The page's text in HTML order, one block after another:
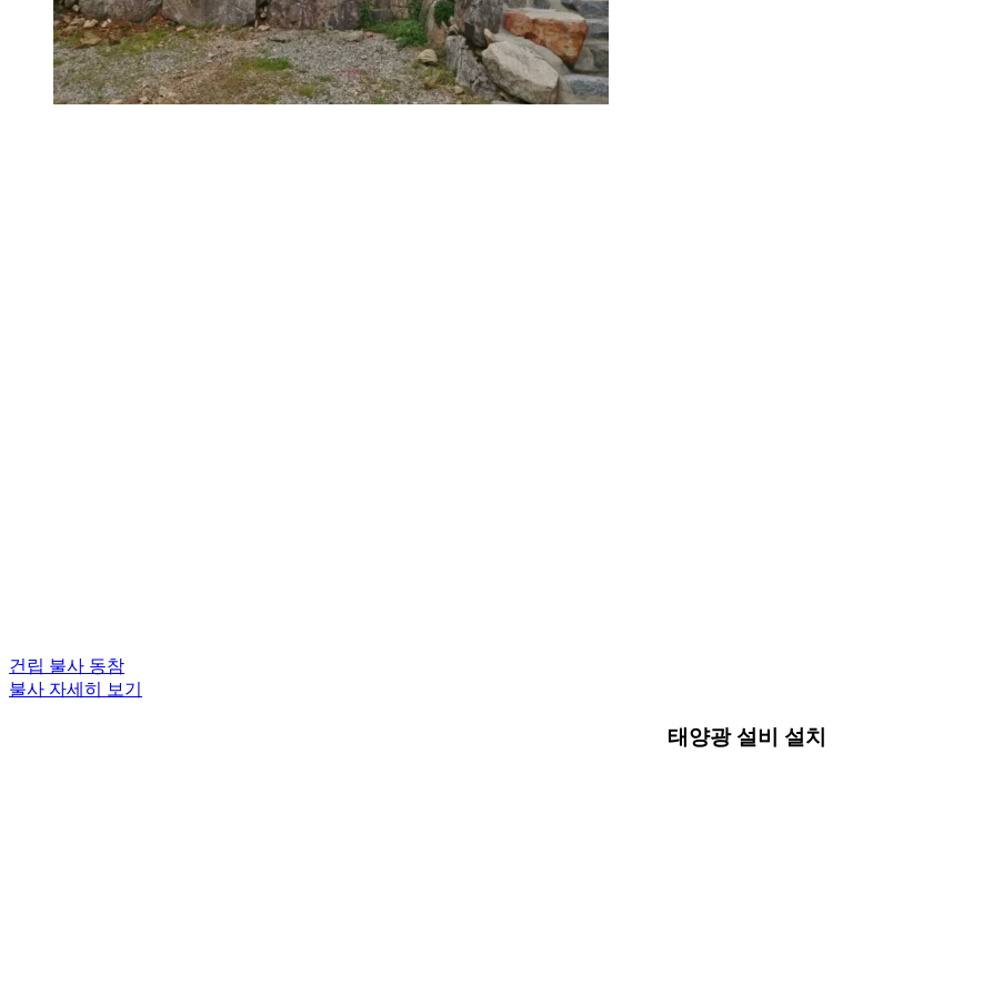
건립 불사 동참
불사 자세히 보기
태양광 설비 설치